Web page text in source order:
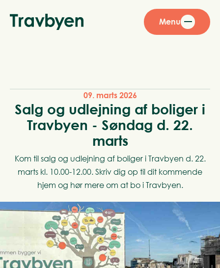
Menu
09. marts 2026
Salg og udlejning af boliger i
Travbyen - Søndag d. 22.
marts
Kom til salg og udlejning af boliger i Travbyen d. 22.
marts kl. 10.00-12.00. Skriv dig op til dit kommende
hjem og hør mere om at bo i Travbyen.